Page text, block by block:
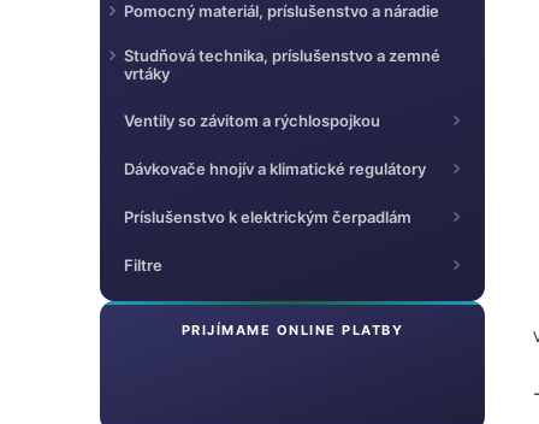
Pomocný materiál, príslušenstvo a náradie
Studňová technika, príslušenstvo a zemné
vrtáky
Ventily so závitom a rýchlospojkou
Dávkovače hnojív a klimatické regulátory
Príslušenstvo k elektrickým čerpadlám
Filtre
PRIJÍMAME ONLINE PLATBY